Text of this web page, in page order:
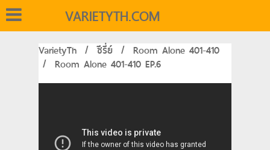
VARIETYTH.COM
VarietyTh / ซีรี่ย์ / Room Alone 401-410
/ Room Alone 401-410 EP.6